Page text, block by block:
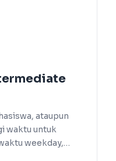
ataupun
waktu untuk
weekday,…